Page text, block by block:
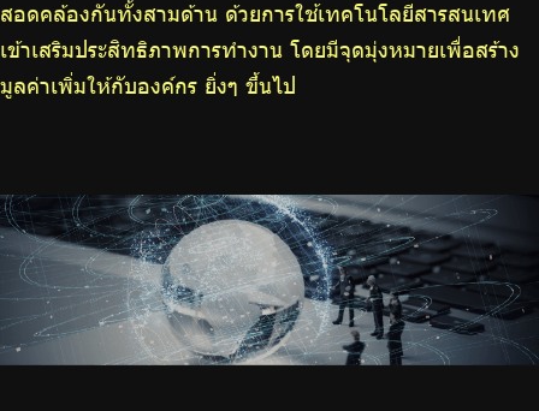
สอดคล้องกันทั้งสามด้าน ด้วยการใช้เทคโนโลยีสารสนเทศ
เข้าเสริมประสิทธิภาพการทำงาน โดยมีจุดมุ่งหมายเพื่อสร้าง
มูลค่าเพิ่มให้กับองค์กร ยิ่งๆ ขึ้นไป